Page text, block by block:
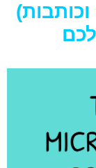
וכותבות)